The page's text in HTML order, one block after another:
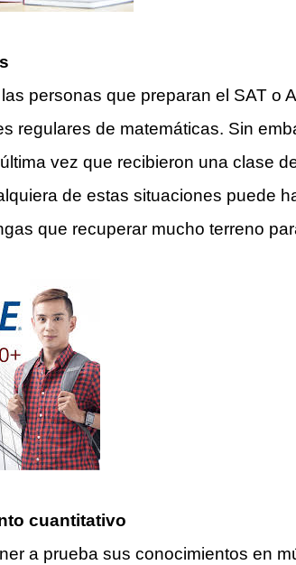
personas que preparan el SAT o
regulares de matemáticas. Sin
vez que recibieron una clase
de estas situaciones puede
que recuperar mucho terreno
cuantitativo
a prueba sus conocimientos en